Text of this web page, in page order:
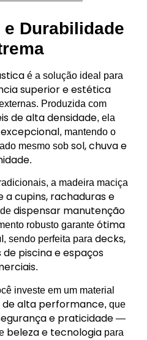
Durabilidade
é a solução ideal para
superior e estética
Produzida com
de alta densidade, ela
, mantendo o
mesmo sob sol, chuva e
.
a madeira maciça
a cupins, rachaduras e
dispensar manutenção
robusto garante ótima
, sendo perfeita para decks,
piscina e espaços
.
investe em um material
de alta performance, que
e praticidade —
beleza e tecnologiapara